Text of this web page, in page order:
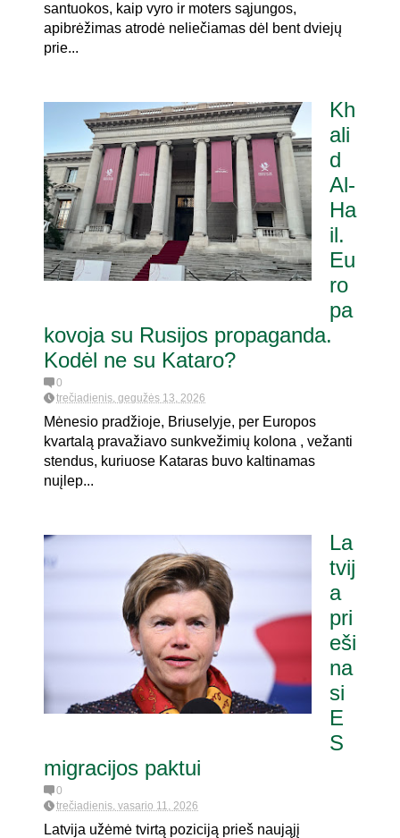
santuokos, kaip vyro ir moters sąjungos,
apibrėžimas atrodė neliečiamas dėl bent dviejų
prie...
Kh
ali
d
Al-
Ha
il.
Eu
ro
pa
kovoja su Rusijos propaganda.
Kodėl ne su Kataro?
0
trečiadienis, gegužės 13, 2026
Mėnesio pradžioje, Briuselyje, per Europos
kvartalą pravažiavo sunkvežimių kolona , vežanti
stendus, kuriuose Kataras buvo kaltinamas
nuįlep...
La
tvij
a
pri
eši
na
si
E
S
migracijos paktui
0
trečiadienis, vasario 11, 2026
Latvija užėmė tvirtą poziciją prieš naująjį